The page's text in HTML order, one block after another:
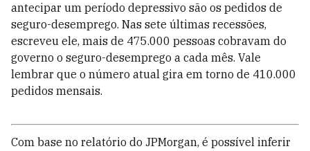
antecipar um período depressivo são os pedidos de
seguro-desemprego. Nas sete últimas recessões,
escreveu ele, mais de 475.000 pessoas cobravam do
governo o seguro-desemprego a cada mês. Vale
lembrar que o número atual gira em torno de 410.000
pedidos mensais.
Com base no relatório do JPMorgan, é possível inferir